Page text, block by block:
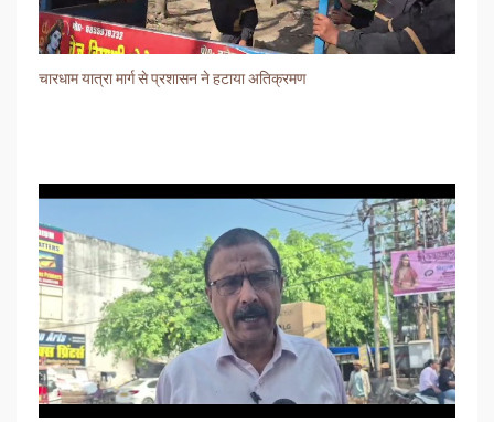
चारधाम यात्रा मार्ग से प्रशासन ने हटाया अतिक्रमण